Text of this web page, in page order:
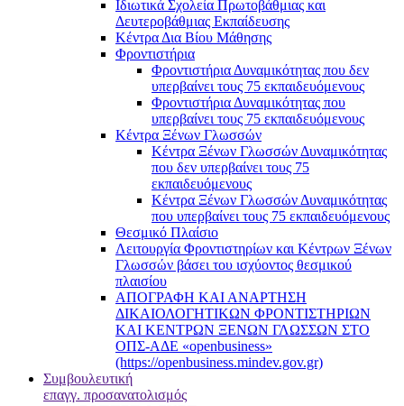
Ιδιωτικά Σχολεία Πρωτοβάθμιας και
Δευτεροβάθμιας Εκπαίδευσης
Κέντρα Δια Βίου Μάθησης
Φροντιστήρια
Φροντιστήρια Δυναμικότητας που δεν
υπερβαίνει τους 75 εκπαιδευόμενους
Φροντιστήρια Δυναμικότητας που
υπερβαίνει τους 75 εκπαιδευόμενους
Κέντρα Ξένων Γλωσσών
Kέντρα Ξένων Γλωσσών Δυναμικότητας
που δεν υπερβαίνει τους 75
εκπαιδευόμενους
Kέντρα Ξένων Γλωσσών Δυναμικότητας
που υπερβαίνει τους 75 εκπαιδευόμενους
Θεσμικό Πλαίσιο
Λειτουργία Φροντιστηρίων και Κέντρων Ξένων
Γλωσσών βάσει του ισχύοντος θεσμικού
πλαισίου
ΑΠΟΓΡΑΦΗ ΚΑΙ ΑΝΑΡΤΗΣΗ
ΔΙΚΑΙΟΛΟΓΗΤΙΚΩΝ ΦΡΟΝΤΙΣΤΗΡΙΩΝ
ΚΑΙ ΚΕΝΤΡΩΝ ΞΕΝΩΝ ΓΛΩΣΣΩΝ ΣΤΟ
ΟΠΣ-ΑΔΕ «openbusiness»
(https://openbusiness.mindev.gov.gr)
Συμβουλευτική
επαγγ. προσανατολισμός